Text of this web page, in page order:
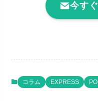
今す
コラム EXPRESS